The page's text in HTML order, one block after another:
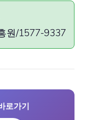
원/1577-9337
로가기